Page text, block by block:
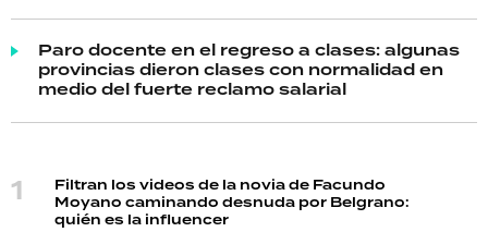
Paro docente en el regreso a clases: algunas
provincias dieron clases con normalidad en
medio del fuerte reclamo salarial
Filtran los videos de la novia de Facundo
Moyano caminando desnuda por Belgrano:
quién es la influencer